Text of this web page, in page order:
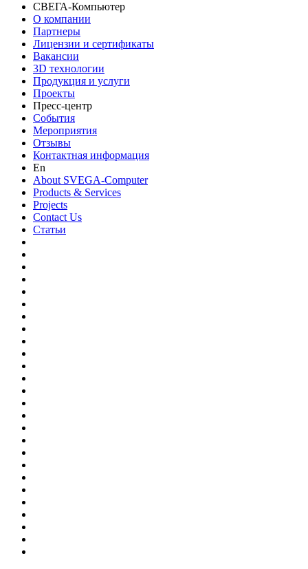
СВЕГА-Компьютер
О компании
Партнеры
Лицензии и сертификаты
Вакансии
3D технологии
Продукция и услуги
Проекты
Пресс-центр
События
Мероприятия
Отзывы
Контактная информация
En
About SVEGA-Computer
Products & Services
Projects
Contact Us
Статьи